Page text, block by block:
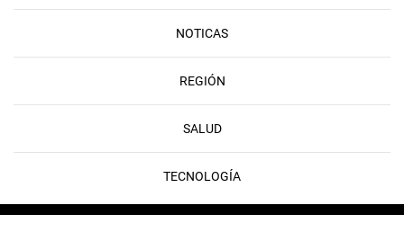
NOTICAS
REGIÓN
SALUD
TECNOLOGÍA